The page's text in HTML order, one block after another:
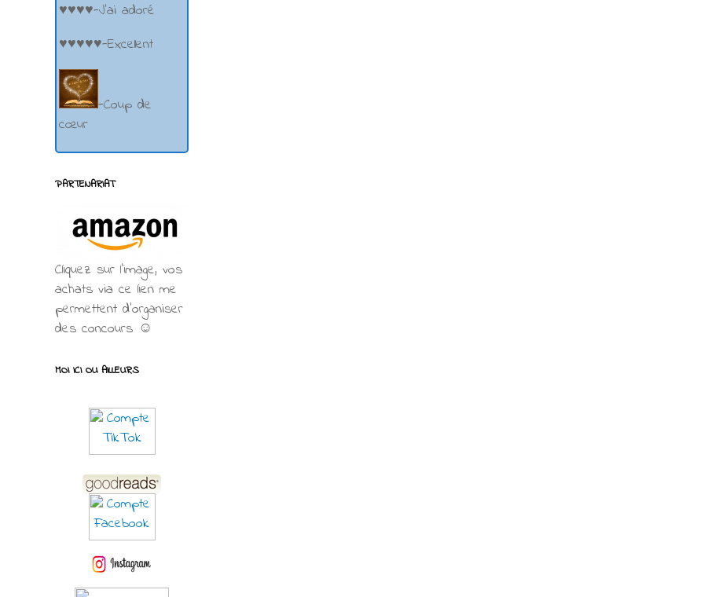
♥♥♥♥-J'ai adoré
♥♥♥♥♥-Excellent
-Coup de
cœur
PARTENARIAT
Cliquez sur l'image, vos
achats via ce lien me
permettent d’organiser
des concours ☺
MOI ICI OU AILLEURS